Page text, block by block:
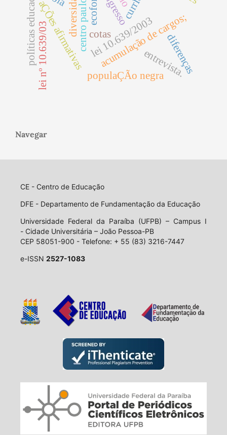
acumulação de cargos;
aÇÕes afirmativas
populaÇÃo negra
lei 10.639/2003
entrevista.
cotas
ingresso
diversidade
diferenças
lei nº 10.639/03
Navegar
CE - Centro de Educação
DFE - Departamento de Fundamentação da Educação
Universidade Federal da Paraíba (UFPB) – Campus I
- Cidade Universitária – João Pessoa-PB
CEP 58051-900 - Telefone: + 55 (83) 3216-7447
e-ISSN 2527-1083